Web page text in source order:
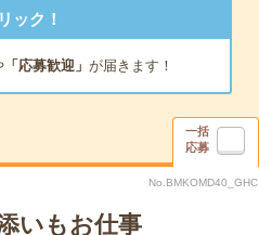
ック！
「応募歓迎」 が届きます！
一括
応募
No.BMKOMD40_GHC
いもお仕事